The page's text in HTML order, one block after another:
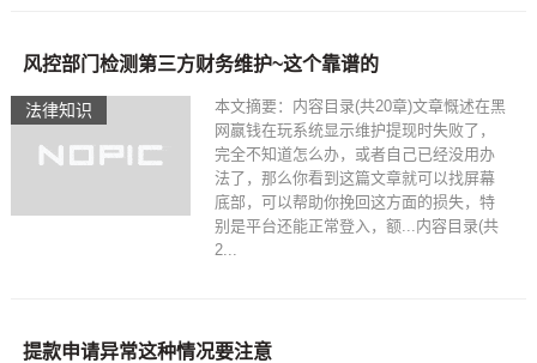
法律知识
风控部门检测第三方财务维护~这个靠谱的
本文摘要：内容目录(共20章)文章慨述在黑
网嬴钱在玩系统显示维护提现时失败了，
完全不知道怎么办，或者自己已经没用办
法了，那么你看到这篇文章就可以找屏幕
底部，可以帮助你挽回这方面的损失，特
别是平台还能正常登入，额...内容目录(共
2...
提款申请异常这种情况要注意